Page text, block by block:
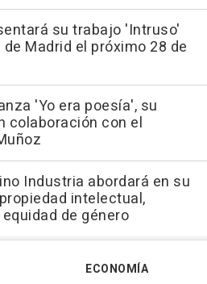
su trabajo 'Intruso'
Madrid el próximo 28 de
'Yo era poesía', su
colaboración con el
Industria abordará en su
intelectual,
de género
ECONOMÍA